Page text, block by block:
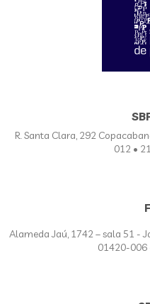
R. Santa Clara, 292
012 •
Alameda Jaú, 1742 – sala 51 -
01420-006